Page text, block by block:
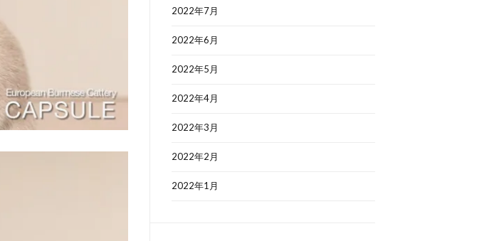
2022年7月
2022年6月
2022年5月
2022年4月
2022年3月
2022年2月
2022年1月